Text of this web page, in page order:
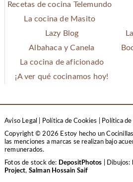
Recetas de cocina Telemundo
La cocina de Masito
Lazy Blog
Albahaca y Canela
La cocina de aficionado
¡A ver qué cocinamos hoy!
Aviso Legal Política de Cookies
Política de
Copyright © 2026 Estoy hecho un
las menciones a marcas se realizan bajo
remunerados.
Fotos de stock de: DepositPhotos | Dibujos:
Project, Salman Hossain Saif